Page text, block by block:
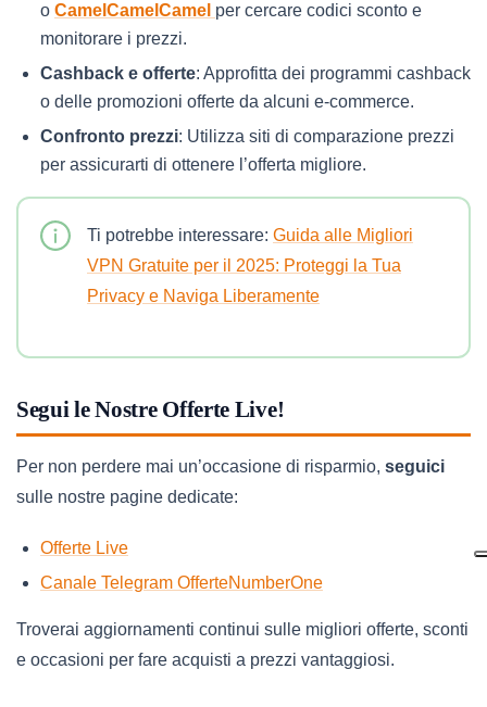
o CamelCamelCamel per cercare codici sconto e
monitorare i prezzi.
Cashback e offerte: Approfitta dei programmi cashback
o delle promozioni offerte da alcuni e-commerce.
Confronto prezzi: Utilizza siti di comparazione prezzi
per assicurarti di ottenere l’offerta migliore.
Ti potrebbe interessare: Guida alle Migliori
VPN Gratuite per il 2025: Proteggi la Tua
Privacy e Naviga Liberamente
Segui le Nostre Offerte Live!
Per non perdere mai un’occasione di risparmio, seguici
sulle nostre pagine dedicate:
Offerte Live
Canale Telegram OfferteNumberOne
Troverai aggiornamenti continui sulle migliori offerte, sconti
e occasioni per fare acquisti a prezzi vantaggiosi.